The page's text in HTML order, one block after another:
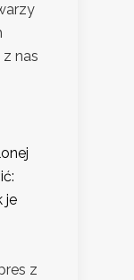
nas
je
z